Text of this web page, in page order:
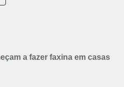
a fazer faxina em casas